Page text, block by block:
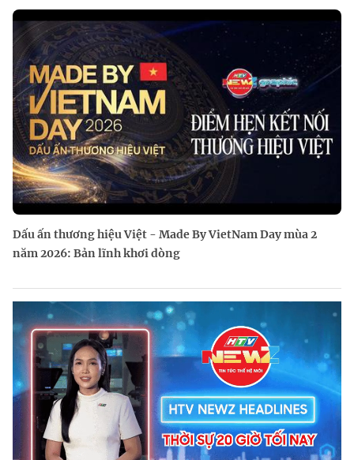
Dấu ấn thương hiệu Việt - Made By VietNam Day mùa 2
năm 2026: Bản lĩnh khơi dòng